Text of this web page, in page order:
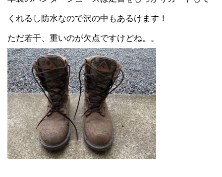
くれるし防水なので沢の中もあるけます！
ただ若干、重いのが欠点ですけどね。。